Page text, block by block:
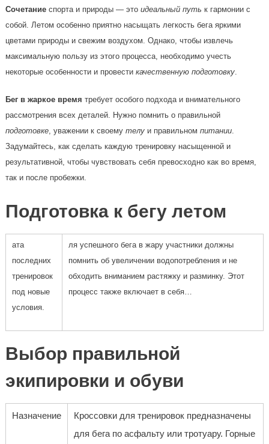
Сочетаниеспорта и природы — это идеальный путь к гармонии с
собой. Летом особенно приятно насыщать легкость бега яркими
цветами природы и свежим воздухом. Однако, чтобы извлечь
максимальную пользу из этого процесса, необходимо учесть
некоторые особенности и провести качественную подготовку.
Бег в жаркое время требует особого подхода и внимательного
рассмотрения всех деталей. Нужно помнить о правильной
подготовке, уважении к своему телуи правильном питании.
Задумайтесь, как сделать каждую тренировку насыщенной и
результативной, чтобы чувствовать себя превосходно как во время,
так и после пробежки.
Подготовка к бегу летом
ата
последних
тренировок
под новые
условия.
ля успешного бега в жару участники должны
помнить об увеличении водопотребления и не
обходить вниманием растяжку и разминку. Этот
процесс также включает в себя…
Выбор правильной
экипировки и обуви
Назначение
Кроссовки для тренировок предназначены
для бега по асфальту или тротуару. Горные